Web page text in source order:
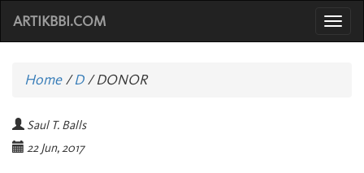
ARTIKBBI.COM
Home/D /DONOR
Saul T. Balls
22 Jun, 2017